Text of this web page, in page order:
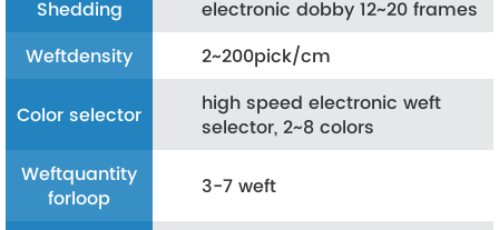
Shedding
electronic dobby 12~20 frames
Weftdensity
2~200pick/cm
Color selector
high speed electronic weft
selector, 2~8 colors
Weftquantity
forloop
3-7 weft